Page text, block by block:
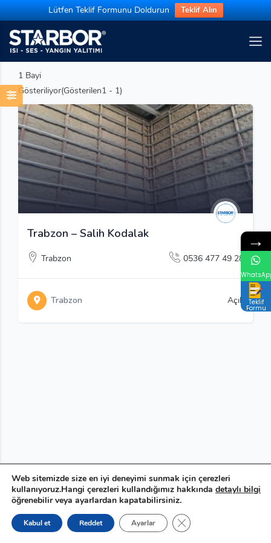
Lütfen Teklif Formunu Doldurun Teklif Alın
1 Bayi
Gösteriliyor(Gösterilen1 - 1)
Trabzon – Salih Kodalak
Trabzon 0536 477 49 28
Trabzon Açık
Web sitemizde size en iyi deneyimi sunmak için çerezleri
kullanıyoruz.Hangi çerezleri kullandığımız hakkında detaylı bilgi
öğrenebilir veya ayarlardan kapatabilirsiniz.
Kabul et Reddet Ayarlar GDPR çerez şeridini
→
Teklif
Formu